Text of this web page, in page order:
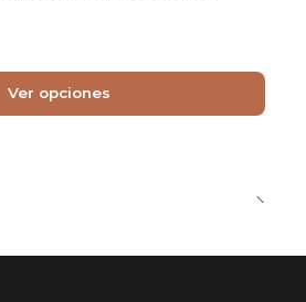
Ver opciones